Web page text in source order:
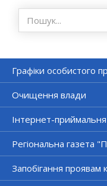
Графіки особистого
Очищення влади
Інтернет-приймальня
Регіональна газета
Запобігання проявам